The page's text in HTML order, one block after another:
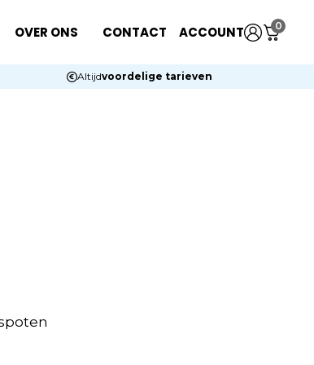
OVER ONS CONTACT ACCOUNT 0
Altijdvoordelige tarieven